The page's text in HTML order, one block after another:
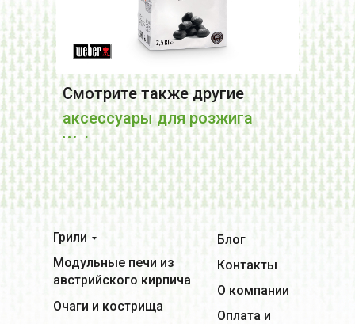
Смотрите также другие
аксессуары для розжига
Weber:
Модульные печи из
австрийского кирпича
Очаги и кострища
Контакты
Блог
О компании
Оплата и
Грили